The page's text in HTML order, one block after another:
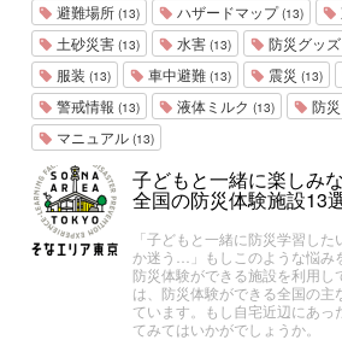
避難場所 (13) ハザードマップ(13)
土砂災害 (13) 水害 (13) 防災グッズ
服装 (13) 車中避難 (13) 震災 (13)
警戒情報 (13) 液体ミルク (13) 防
マニュアル (13)
子どもと一緒に楽しみ
全国の防災体験施設13
「子どもと一緒に防災学習し
か迷う…」もしこのような悩み
防災体験ができる施設を利用
は、防災体験ができる全国の主
ています。もし自宅近辺にあっ
てみてはいかがでしょうか。